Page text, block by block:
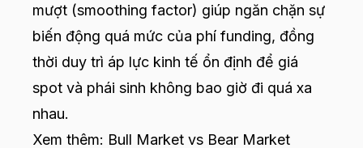
mượt (smoothing factor) giúp ngăn chặn sự
biến động quá mức của phí funding, đồng
thời duy trì áp lực kinh tế ổn định để giá
spot và phái sinh không bao giờ đi quá xa
nhau.
Xem thêm: Bull Market vs Bear Market